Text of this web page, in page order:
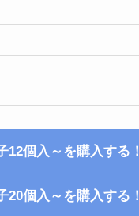
12個入～ を購入する！
20個入～ を購入する！